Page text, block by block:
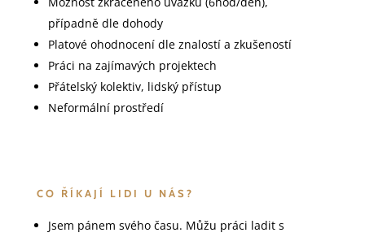
případně dle dohody
Platové ohodnocení dle znalostí a zkušeností
Práci na zajímavých projektech
Přátelský kolektiv, lidský přístup
Neformální prostředí
CO ŘÍKAJÍ LIDI U NÁS?
Jsem pánem svého času. Můžu práci ladit s